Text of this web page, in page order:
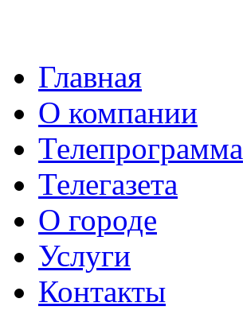
Главная
О компании
Телепрограмма
Телегазета
О городе
Услуги
Контакты